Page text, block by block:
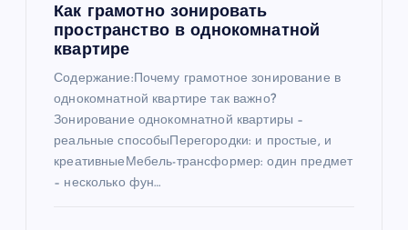
Как грамотно зонировать
пространство в однокомнатной
квартире
Содержание:Почему грамотное зонирование в
однокомнатной квартире так важно?
Зонирование однокомнатной квартиры –
реальные способыПерегородки: и простые, и
креативныеМебель-трансформер: один предмет
– несколько фун…